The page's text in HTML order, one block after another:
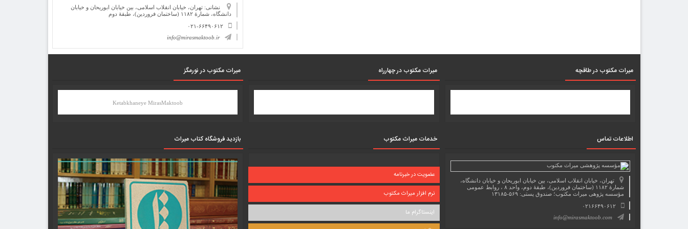
نشانی: تهران، خیابان انقلاب اسلامی، بین خیابان ابوریحان و خیابان
دانشگاه، شمارۀ ۱۱۸۲ (ساختمان فروردین)، طبقۀ دوم
۰۲۱-۶۶۴۹۰۶۱۲
info@mirasmaktoob.ir
میرات مکتوب در طاقچه
اطلاعات تماس
تهران، خیابان انقلاب اسلامی، بین خیابان ابوریحان و خیابان دانشگاه،
شمارۀ ۱۱۸۲ (ساختمان فروردین)، طبقۀ دوم، واحد ۸ ، روابط عمومی
مؤسسه پژوهی میراث مکتوب؛ صندوق پستی: ۵۶۹-۱۳۱۸۵
۰۲۱۶۶۴۹۰۶۱۲
info@mirasmaktoob.com
میرات مکتوب در چهارراه
خدمات میراث مکتوب
عضویت در خبرنامه
نرم افزار میراث مکتوب
اینستاگرام ما
میرات مکتوب در نورمگز
Ketabkhaneye MirasMaktoob
بازدید فروشگاه کتاب میراث